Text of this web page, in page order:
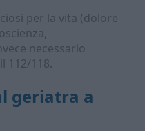
per la vita (dolore
necessario
112/118.
geriatra a